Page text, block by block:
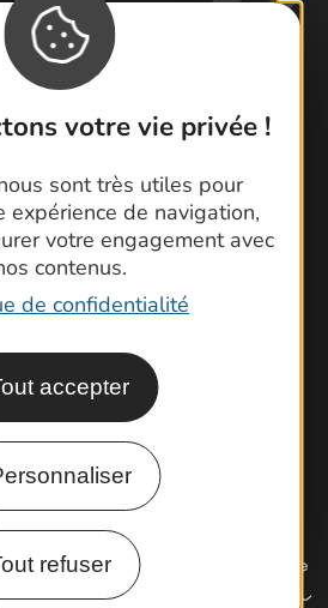
votre vie privée !
sont très utiles pour
expérience de navigation,
votre engagement avec
contenus.
de confidentialité
accepter
refuser
nous !
aux questions
Brochures
et Topoguides
Latitude Gard